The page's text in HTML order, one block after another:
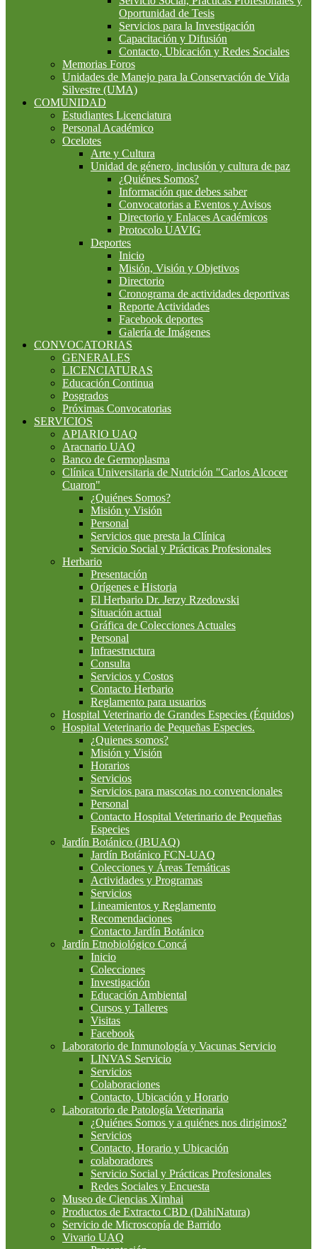
Oportunidad de Tesis
Servicios para la Investigación
Capacitación y Difusión
Contacto, Ubicación y Redes Sociales
Memorias Foros
Unidades de Manejo para la Conservación de Vida
Silvestre (UMA)
COMUNIDAD
Estudiantes Licenciatura
Personal Académico
Ocelotes
Arte y Cultura
Unidad de género, inclusión y cultura de paz
¿Quiénes Somos?
Información que debes saber
Convocatorias a Eventos y Avisos
Directorio y Enlaces Académicos
Protocolo UAVIG
Deportes
Inicio
Misión, Visión y Objetivos
Directorio
Cronograma de actividades deportivas
Reporte Actividades
Facebook deportes
Galería de Imágenes
CONVOCATORIAS
GENERALES
LICENCIATURAS
Educación Continua
Posgrados
Próximas Convocatorias
SERVICIOS
APIARIO UAQ
Aracnario UAQ
Banco de Germoplasma
Clínica Universitaria de Nutrición "Carlos Alcocer
Cuaron"
¿Quiénes Somos?
Misión y Visión
Personal
Servicios que presta la Clínica
Servicio Social y Prácticas Profesionales
Herbario
Presentación
Orígenes e Historia
El Herbario Dr. Jerzy Rzedowski
Situación actual
Gráfica de Colecciones Actuales
Personal
Infraestructura
Consulta
Servicios y Costos
Contacto Herbario
Reglamento para usuarios
Hospital Veterinario de Grandes Especies (Équidos)
Hospital Veterinario de Pequeñas Especies.
¿Quienes somos?
Misión y Visión
Horarios
Servicios
Servicios para mascotas no convencionales
Personal
Contacto Hospital Veterinario de Pequeñas
Especies
Jardín Botánico (JBUAQ)
Jardín Botánico FCN-UAQ
Colecciones y Áreas Temáticas
Actividades y Programas
Servicios
Lineamientos y Reglamento
Recomendaciones
Contacto Jardín Botánico
Jardín Etnobiológico Concá
Inicio
Colecciones
Investigación
Educación Ambiental
Cursos y Talleres
Visitas
Facebook
Laboratorio de Inmunología y Vacunas Servicio
LINVAS Servicio
Servicios
Colaboraciones
Contacto, Ubicación y Horario
Laboratorio de Patología Veterinaria
¿Quiénes Somos y a quiénes nos dirigimos?
Servicios
Contacto, Horario y Ubicación
colaboradores
Servicio Social y Prácticas Profesionales
Redes Sociales y Encuesta
Museo de Ciencias Ximhai
Productos de Extracto CBD (DähiNatura)
Servicio de Microscopía de Barrido
Vivario UAQ